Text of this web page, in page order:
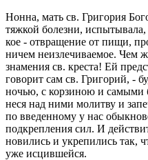
Нонна, мать св. Гри­го­рия
тяж­кой бо­лез­ни,
кое - от­вра­ще­ние от пищи,
ничем неиз­ле­чи­ва­е­мое. Чем
зна­ме­ния св. кре­ста! Ей
го­во­рит сам св. Гри­го­рий, -
ночью, с кор­зи­ною и
не­ся над ними мо­лит­ву и
по вве­ден­но­му у нас
под­креп­ле­ния сил. И
но­ви­лись и укре­пи­лись так,
уже ис­цив­шей­ся.